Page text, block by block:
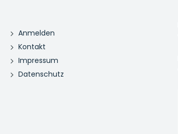
Anmelden
Kontakt
Impressum
Datenschutz